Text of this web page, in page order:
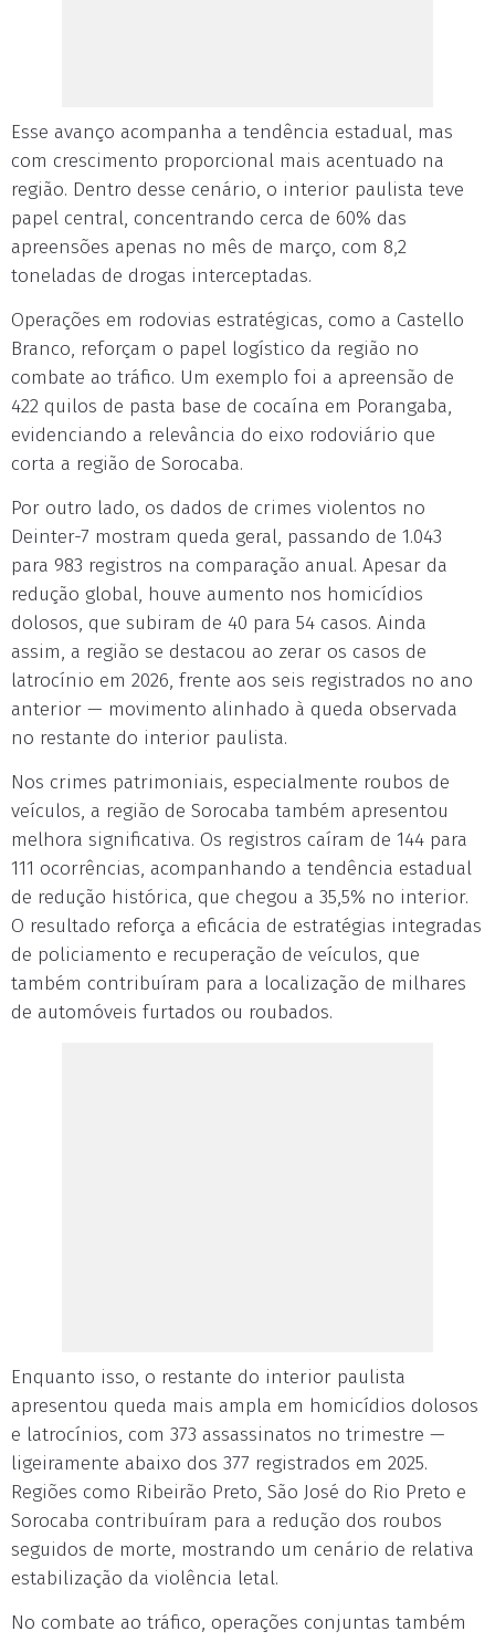
Esse avanço acompanha a tendência estadual, mas
com crescimento proporcional mais acentuado na
região. Dentro desse cenário, o interior paulista teve
papel central, concentrando cerca de 60% das
apreensões apenas no mês de março, com 8,2
toneladas de drogas interceptadas.
Operações em rodovias estratégicas, como a Castello
Branco, reforçam o papel logístico da região no
combate ao tráfico. Um exemplo foi a apreensão de
422 quilos de pasta base de cocaína em Porangaba,
evidenciando a relevância do eixo rodoviário que
corta a região de Sorocaba.
Por outro lado, os dados de crimes violentos no
Deinter-7 mostram queda geral, passando de 1.043
para 983 registros na comparação anual. Apesar da
redução global, houve aumento nos homicídios
dolosos, que subiram de 40 para 54 casos. Ainda
assim, a região se destacou ao zerar os casos de
latrocínio em 2026, frente aos seis registrados no ano
anterior — movimento alinhado à queda observada
no restante do interior paulista.
Nos crimes patrimoniais, especialmente roubos de
veículos, a região de Sorocaba também apresentou
melhora significativa. Os registros caíram de 144 para
111 ocorrências, acompanhando a tendência estadual
de redução histórica, que chegou a 35,5% no interior.
O resultado reforça a eficácia de estratégias integradas
de policiamento e recuperação de veículos, que
também contribuíram para a localização de milhares
de automóveis furtados ou roubados.
Enquanto isso, o restante do interior paulista
apresentou queda mais ampla em homicídios dolosos
e latrocínios, com 373 assassinatos no trimestre —
ligeiramente abaixo dos 377 registrados em 2025.
Regiões como Ribeirão Preto, São José do Rio Preto e
Sorocaba contribuíram para a redução dos roubos
seguidos de morte, mostrando um cenário de relativa
estabilização da violência letal.
No combate ao tráfico, operações conjuntas também